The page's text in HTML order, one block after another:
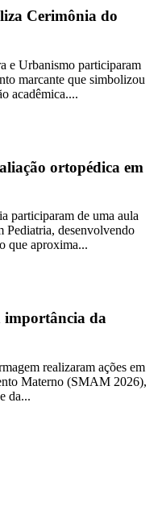
Cerimônia do
e Urbanismo participaram
marcante que simbolizou
acadêmica....
ortopédica em
participaram de uma aula
Pediatria, desenvolvendo
que aproxima...
importância da
realizaram ações em
Materno (SMAM 2026),
da...